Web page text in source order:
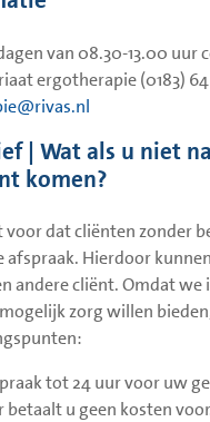
van 08.30-13.00 uur
ergotherapie (0183) 64
| Wat als u niet
komen?
voor dat cliënten zonder
afspraak. Hierdoor
andere cliënt. Omdat we
zorg willen
tot 24 uur voor uw
betaalt u geen kosten